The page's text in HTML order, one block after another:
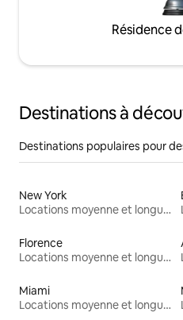
Résidence
Destinations à
Destinations populaires pour
New York
Locations moyenne et longue durée
Florence
Locations moyenne et longue durée
Miami
Locations moyenne et longue durée